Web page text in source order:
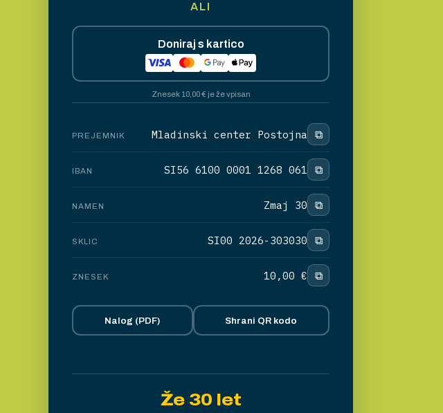
PREJEMNIK Mladinski center Postojna ⧉
IBAN SI56 6100 0001 1268 061 ⧉
NAMEN Zmaj 30 ⧉
SKLIC SI00 2026-303030 ⧉
ZNESEK 10,00 € ⧉
Nalog (PDF) Shrani QR kodo
ALI
Doniraj s kartico
Znesek 10,00 € je že vpisan
Že 30 let